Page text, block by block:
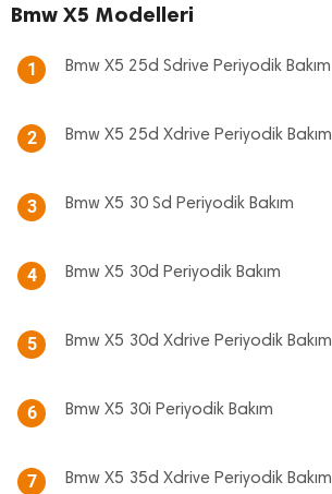
Bmw X5 Modelleri
1 Bmw X5 25d Sdrive Periyodik Bakım
2 Bmw X5 25d Xdrive Periyodik Bakım
3 Bmw X5 30 Sd Periyodik Bakım
4 Bmw X5 30d Periyodik Bakım
5 Bmw X5 30d Xdrive Periyodik Bakım
6 Bmw X5 30i Periyodik Bakım
7 Bmw X5 35d Xdrive Periyodik Bakım